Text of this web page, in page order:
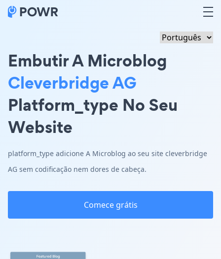
Embutir A Microblog
Cleverbridge AG
Platform_type No Seu
Website
platform_type adicione A Microblog ao seu site cleverbridge
AG sem codificação nem dores de cabeça.
Comece grátis